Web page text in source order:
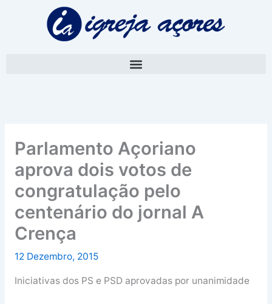
Parlamento Açoriano
aprova dois votos de
congratulação pelo
centenário do jornal A
Crença
12 Dezembro, 2015
Iniciativas dos PS e PSD aprovadas por unanimidade